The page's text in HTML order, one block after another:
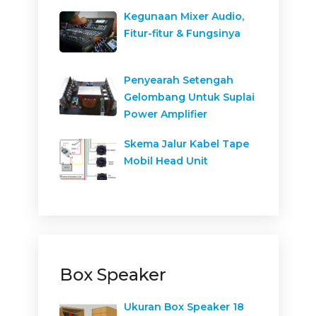
Kegunaan Mixer Audio,
Fitur-fitur & Fungsinya
Penyearah Setengah
Gelombang Untuk Suplai
Power Amplifier
Skema Jalur Kabel Tape
Mobil Head Unit
Box Speaker
Ukuran Box Speaker 18